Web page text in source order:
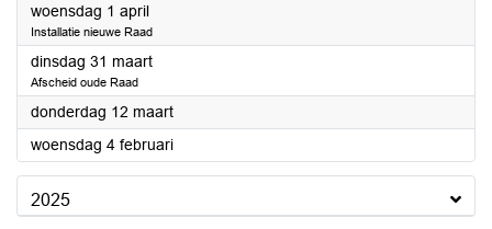
woensdag 1 april2026
Installatie nieuwe Raad
dinsdag 31 maart2026
Afscheid oude Raad
donderdag 12 maart2026
woensdag 4 februari2026
2025